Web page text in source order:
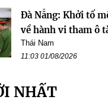
Đà Nẵng: Khởi tố
về hành vi tham ô
Thái Nam
11:03 01/08/2026
NHẤT